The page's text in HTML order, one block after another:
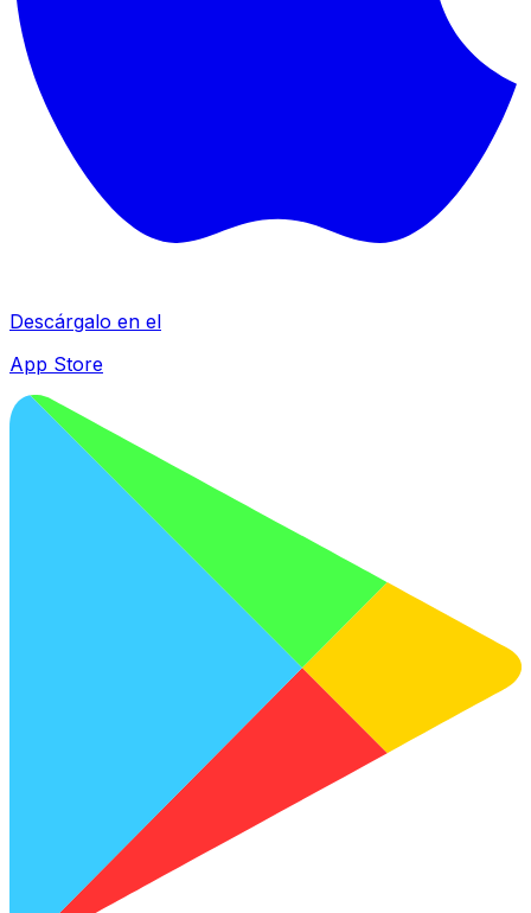
Descárgalo en el
App Store